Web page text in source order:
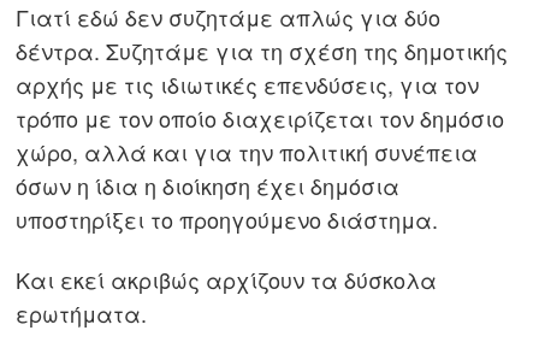
Γιατί εδώ δεν συζητάμε απλώς για δύο
δέντρα. Συζητάμε για τη σχέση της δημοτικής
αρχής με τις ιδιωτικές επενδύσεις, για τον
τρόπο με τον οποίο διαχειρίζεται τον δημόσιο
χώρο, αλλά και για την πολιτική συνέπεια
όσων η ίδια η διοίκηση έχει δημόσια
υποστηρίξει το προηγούμενο διάστημα.
Και εκεί ακριβώς αρχίζουν τα δύσκολα
ερωτήματα.